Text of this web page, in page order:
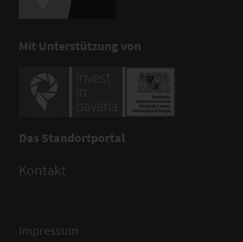
Mit Unterstützung von
Das Standortportal
Kontakt
Impressum